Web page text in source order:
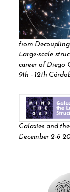
from
Large-scale
career of Diego
9th - 12th
Galaxies and
December 2-6